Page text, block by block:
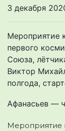
3 декабря
Мероприятие
первого
Союза,
Виктор
полгода,
Афанасьев —
Мероприятие